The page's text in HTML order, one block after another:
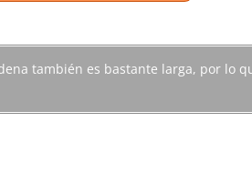
también es bastante larga, por lo